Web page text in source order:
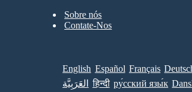
Sobre nós
Contate-Nos
English Español Français
العَرَبِيَّة
हिन्दी ру́сский язы́к